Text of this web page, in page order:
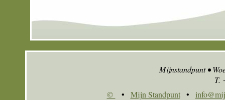
Mijnstandpunt •
T.
©
• Mijn Standpunt •